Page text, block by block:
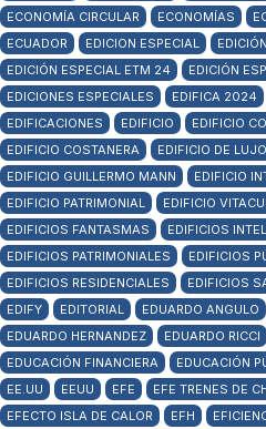
ECONOMÍA CIRCULAR
ECONOMÍAS
ECUADOR
EDICION ESPECIAL
EDICIÓN ESPECIAL ETM 24
EDICIÓN
EDICIONES ESPECIALES
EDIFICA 2024
EDIFICACIONES
EDIFICIO
EDIFICIO
EDIFICIO COSTANERA
EDIFICIO DE LUJO
EDIFICIO GUILLERMO MANN
EDIFICIO
EDIFICIO PATRIMONIAL
EDIFICIO
EDIFICIOS FANTASMAS
EDIFICIOS
EDIFICIOS PATRIMONIALES
EDIFICIOS
EDIFICIOS RESIDENCIALES
EDIFICIOS
EDIFY
EDITORIAL EDUARDO ANGULO
EDUARDO HERNANDEZ
EDUARDO RICCI
EDUCACIÓN FINANCIERA
EDUCACIÓN
EE.UU
EEUU EFE EFE TRENES DE
EFECTO ISLA DE CALOR
EFH